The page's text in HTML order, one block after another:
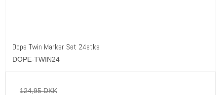
Dope Twin Marker Set 24stks
DOPE-TWIN24
124,95 DKK